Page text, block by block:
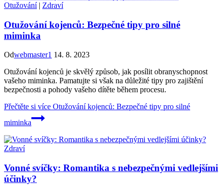
Otužování| Zdraví
Otužování kojenců: Bezpečné tipy pro silné
miminka
Odwebmaster1 14. 8. 2023
Otužování kojenců je skvělý způsob, jak posílit obranyschopnost
vašeho miminka. Pamatujte si však na důležité tipy pro zajištění
bezpečnosti a pohody vašeho dítěte během procesu.
Přečtěte si více Otužování kojenců: Bezpečné tipy pro silné
miminka
Zdraví
Vonné svíčky: Romantika s nebezpečnými vedlejšími
účinky?